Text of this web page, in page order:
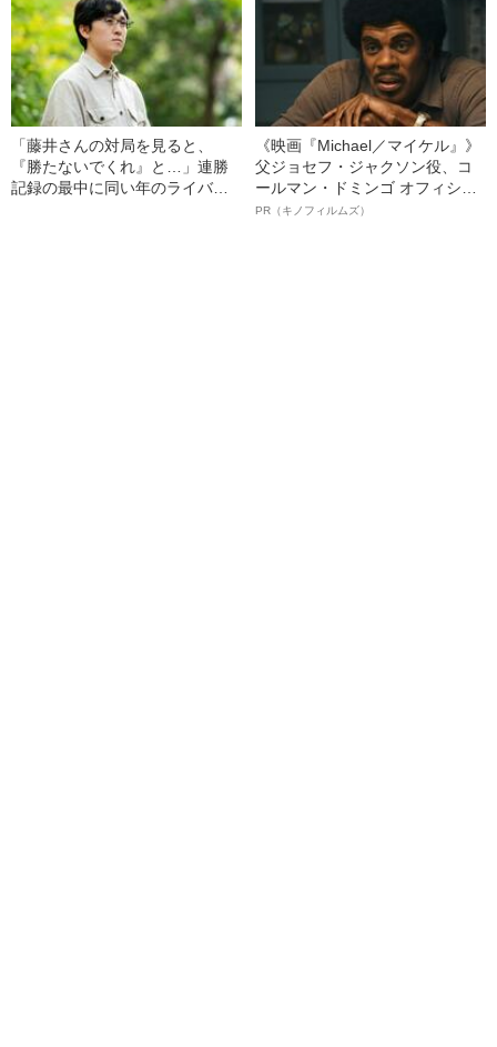
「藤井さんの対局を見ると、
『勝たないでくれ』と…」連勝
記録の最中に同い年のライバル
《映画『Michael／マイケル』》
父ジョセフ・ジャクソン役、コ
ールマン・ドミンゴ オフィシャ
ルインタビュー“観客を魅了した
PR（キノフィルムズ）